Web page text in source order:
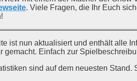
. Viele Fragen, die Ihr Euch
ist nun aktualisiert und enthält alle
gemacht. Einfach zur
sind auf dem neuesten